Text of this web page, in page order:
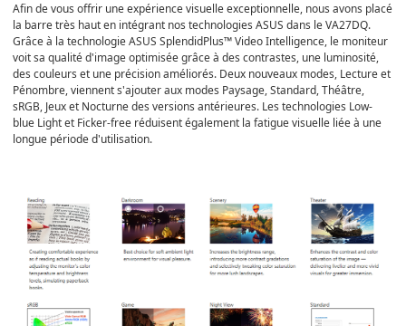
Afin de vous offrir une expérience visuelle exceptionnelle, nous avons placé
la barre très haut en intégrant nos technologies ASUS dans le VA27DQ.
Grâce à la technologie ASUS SplendidPlus™ Video Intelligence, le moniteur
voit sa qualité d'image optimisée grâce à des contrastes, une luminosité,
des couleurs et une précision améliorés. Deux nouveaux modes, Lecture et
Pénombre, viennent s'ajouter aux modes Paysage, Standard, Théâtre,
sRGB, Jeux et Nocturne des versions antérieures. Les technologies Low-
blue Light et Ficker-free réduisent également la fatigue visuelle liée à une
longue période d'utilisation.